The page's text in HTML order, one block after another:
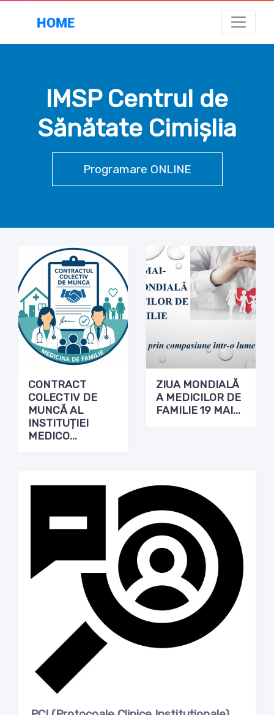
HOME
IMSP Centrul de
Sănătate Cimișlia
Programare ONLINE
CONTRACT
COLECTIV DE
MUNCĂ AL
INSTITUȚIEI
MEDICO...
ZIUA MONDIALĂ
A MEDICILOR DE
FAMILIE 19 MAI...